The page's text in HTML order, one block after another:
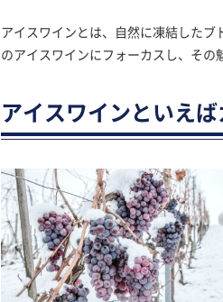
アイスワインとは、自然に凍結した
のアイスワインにフォーカスし、その
アイスワインといえ